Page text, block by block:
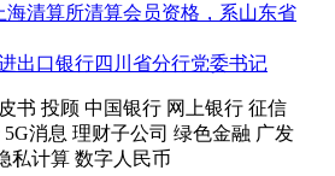
海清算所清算会员资格，系山东省
出口银行四川省分行党委书记
书 投顾 中国银行 网上银行 征信
5G消息 理财子公司 绿色金融 广发
私计算 数字人民币